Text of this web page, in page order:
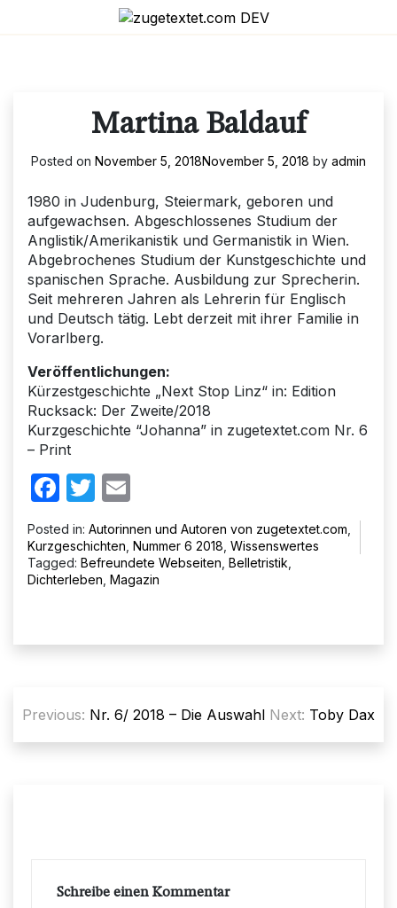
Martina Baldauf
Posted on November 5, 2018November 5, 2018 by admin
1980 in Judenburg, Steiermark, geboren und
aufgewachsen. Abgeschlossenes Studium der
Anglistik/Amerikanistik und Germanistik in Wien.
Abgebrochenes Studium der Kunstgeschichte und
spanischen Sprache. Ausbildung zur Sprecherin.
Seit mehreren Jahren als Lehrerin für Englisch
und Deutsch tätig. Lebt derzeit mit ihrer Familie in
Vorarlberg.
Veröffentlichungen:
Kürzestgeschichte „Next Stop Linz“ in: Edition
Rucksack: Der Zweite/2018
Kurzgeschichte “Johanna” in zugetextet.com Nr. 6
– Print
Facebook
Twitter
Posted in: Autorinnen und Autoren von zugetextet.com
Kurzgeschichten Nummer 6 2018 Wissenswertes
Tagged: Befreundete Webseiten Belletristik
Dichterleben Magazin
Previous: Nr. 6/ 2018 – Die Auswahl Next: Toby Dax
Schreibe einen Kommentar